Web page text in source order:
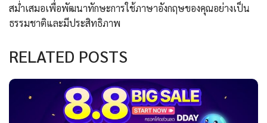
สม่ำเสมอเพื่อพัฒนาทักษะการใช้ภาษาอังกฤษของคุณอย่างเป็น
ธรรมชาติและมีประสิทธิภาพ
RELATED POSTS